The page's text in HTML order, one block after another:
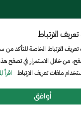
الموقع الجغرافيخريطة
لجامعة الأمير سطام بن عبد
بواسطة [الإدارة العامة
الارتباط
الارتباط الخاصة للتأكد
من خلال الاستمرار في تصفح هذا
ملفات تعريف الارتباط
اقرأ
أوافق